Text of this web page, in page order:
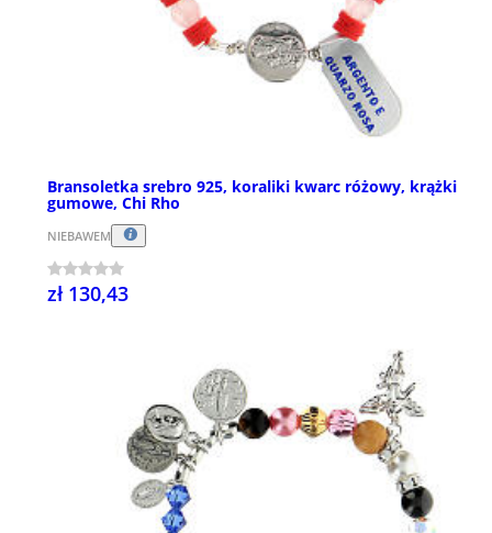
Bransoletka srebro 925, koraliki kwarc różowy, krążki
gumowe, Chi Rho
NIEBAWEM
zł 130,43